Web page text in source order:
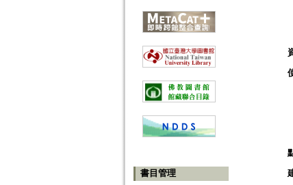
書目管理